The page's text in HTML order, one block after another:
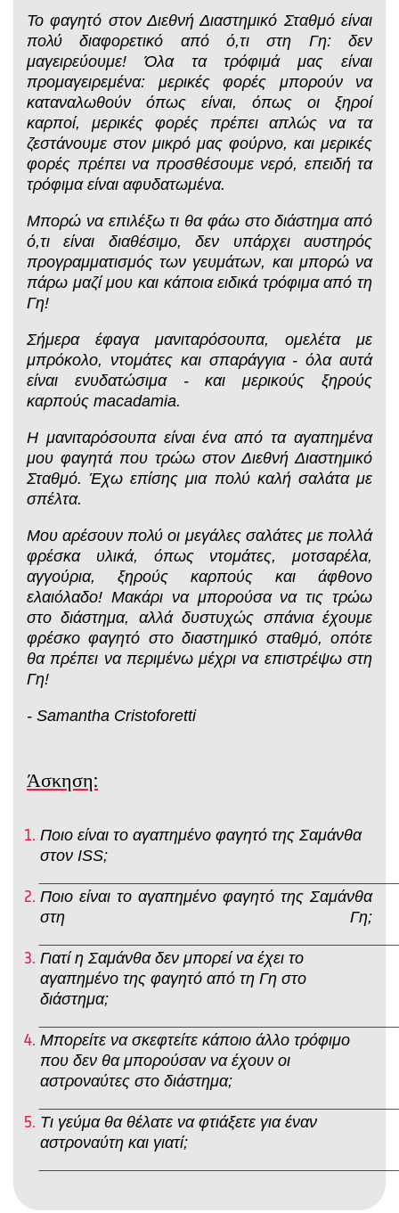
Το φαγητό στον Διεθνή Διαστημικό Σταθμό είναι
πολύ διαφορετικό από ό,τι στη Γη: δεν
μαγειρεύουμε! Όλα τα τρόφιμά μας είναι
προμαγειρεμένα: μερικές φορές μπορούν να
καταναλωθούν όπως είναι, όπως οι ξηροί
καρποί, μερικές φορές πρέπει απλώς να τα
ζεστάνουμε στον μικρό μας φούρνο, και μερικές
φορές πρέπει να προσθέσουμε νερό, επειδή τα
τρόφιμα είναι αφυδατωμένα.
Μπορώ να επιλέξω τι θα φάω στο διάστημα από
ό,τι είναι διαθέσιμο, δεν υπάρχει αυστηρός
προγραμματισμός των γευμάτων, και μπορώ να
πάρω μαζί μου και κάποια ειδικά τρόφιμα από τη
Γη!
Σήμερα έφαγα μανιταρόσουπα, ομελέτα με
μπρόκολο, ντομάτες και σπαράγγια - όλα αυτά
είναι ενυδατώσιμα - και μερικούς ξηρούς
καρπούς macadamia.
Η μανιταρόσουπα είναι ένα από τα αγαπημένα
μου φαγητά που τρώω στον Διεθνή Διαστημικό
Σταθμό. Έχω επίσης μια πολύ καλή σαλάτα με
σπέλτα.
Μου αρέσουν πολύ οι μεγάλες σαλάτες με πολλά
φρέσκα υλικά, όπως ντομάτες, μοτσαρέλα,
αγγούρια, ξηρούς καρπούς και άφθονο
ελαιόλαδο! Μακάρι να μπορούσα να τις τρώω
στο διάστημα, αλλά δυστυχώς σπάνια έχουμε
φρέσκο φαγητό στο διαστημικό σταθμό, οπότε
θα πρέπει να περιμένω μέχρι να επιστρέψω στη
Γη!
- Samantha Cristoforetti
Άσκηση:
Ποιο είναι το αγαπημένο φαγητό της Σαμάνθα
στον ISS;
Ποιο είναι το αγαπημένο φαγητό της Σαμάνθα
στη Γη;
Γιατί η Σαμάνθα δεν μπορεί να έχει το
αγαπημένο της φαγητό από τη Γη στο
διάστημα;
Μπορείτε να σκεφτείτε κάποιο άλλο τρόφιμο
που δεν θα μπορούσαν να έχουν οι
αστροναύτες στο διάστημα;
Τι γεύμα θα θέλατε να φτιάξετε για έναν
αστροναύτη και γιατί;